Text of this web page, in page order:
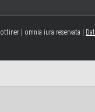
| omnia iura reservata |